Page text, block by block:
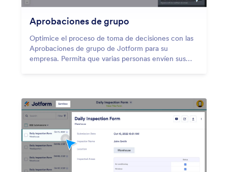
Aprobaciones de grupo
Optimice el proceso de toma de decisiones con las
Aprobaciones de grupo de Jotform para su
empresa. Permita que varias personas envíen sus